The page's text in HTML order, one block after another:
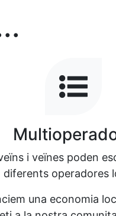
i veïnes poden
diferents operadores
una economia